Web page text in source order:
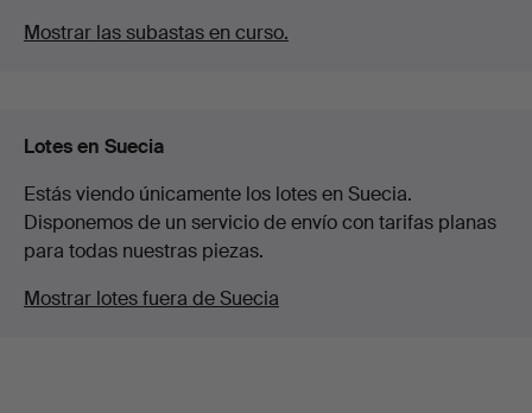
Mostrar las subastas en curso.
Lotes en Suecia
Estás viendo únicamente los lotes en Suecia.
Disponemos de un servicio de envío con tarifas planas
para todas nuestras piezas.
Mostrar lotes fuera de Suecia